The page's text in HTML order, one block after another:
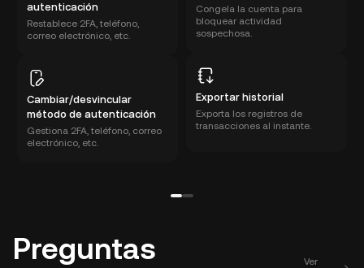
autenticación
Restablece 2FA, teléfono,
correo electrónico, etc.
Cambiar/desvincular
método de autenticación
Gestiona 2FA, teléfono, correo
electrónico, etc.
Congela la cuenta para
bloquear actividad
sospechosa.
Exportar historial
Exporta los registros de
transacciones al instante.
Preguntas
Ver